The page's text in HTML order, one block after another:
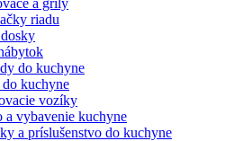
riadu
do kuchyne
kuchyne
vozíky
a vybavenie kuchyne
a príslušenstvo do kuchyne